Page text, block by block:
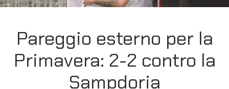
Pareggio esterno per la
Primavera: 2-2 contro la
Sampdoria